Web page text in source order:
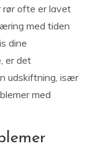
rør ofte er lavet
med tiden
dine
er det
udskiftning, især
med